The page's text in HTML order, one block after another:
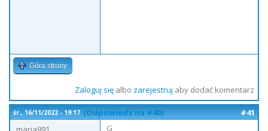
Góra strony
Zaloguj sięalbo zarejestruj aby dodać komentarz
śr., 16/11/2022 - 19:17 (Odpowiedz na #40)
#41
G